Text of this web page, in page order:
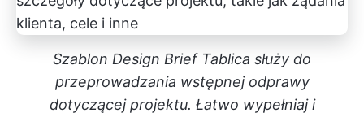
Szablon Design Brief Tablica służy do
przeprowadzania wstępnej odprawy
dotyczącej projektu. Łatwo wypełniaj i